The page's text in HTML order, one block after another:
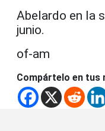
Abelardo en la
junio.
of-am
Compártelo en tus